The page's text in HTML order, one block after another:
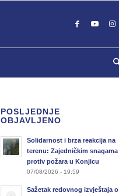
POSLJEDNJE
OBJAVLJENO
Solidarnost i brza reakcija na
terenu: Zajedničkim snagama
protiv požara u Konjicu
07/08/2026 - 19:59
Sažetak redovnog izvještaja o